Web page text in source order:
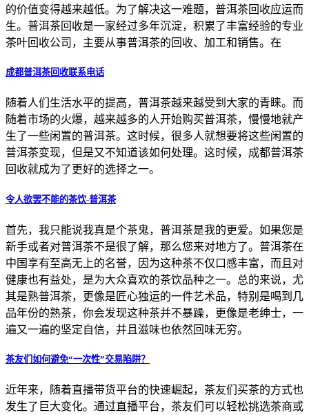
的价值变得越来越低。为了解决这一难题，普洱茶回收应运而
生。普洱茶回收是一家经过多年沉淀，积累了丰富经验的专业
茶叶回收公司，主要从事普洱茶的回收、加工和销售。在
成都普洱茶回收联系电话
随着人们生活水平的提高，普洱茶越来越受到大家的青睐。而
随着市场的火爆，越来越多的人开始购买普洱茶，慢慢地就产
生了一些闲置的普洱茶。这时候，很多人就想要将这些闲置的
普洱茶变现，但是又不知道该如何处理。这时候，成都普洱茶
回收就成为了更好的选择之一。
令人欲罢不能的茶饮-普洱茶
首先，我只能说我真是个茶鬼，普洱茶是我的更爱。如果您是
新手或者对普洱茶不是很了解，那么您来对地方了。普洱茶在
中国享有至高无上的名誉，因为这种茶不仅口感丰富，而且对
健康也有益处，是为大众喜欢的茶饮品种之一。总的来说，尤
其是熟普洱茶，更像是匠心独运的一件艺术品，特别是喝到几
品年份的熟茶，你会发现这种茶并不暴躁，更像是老绅士，一
遍又一遍的坚定自信，并且滋味也依然回味无穷。
茶友们如何避免“一次性”交易陷阱？
近年来，随着直播带货平台的快速崛起，茶友们买茶的方式也
发生了巨大变化。通过直播平台，茶友们可以轻松挑选茶商或